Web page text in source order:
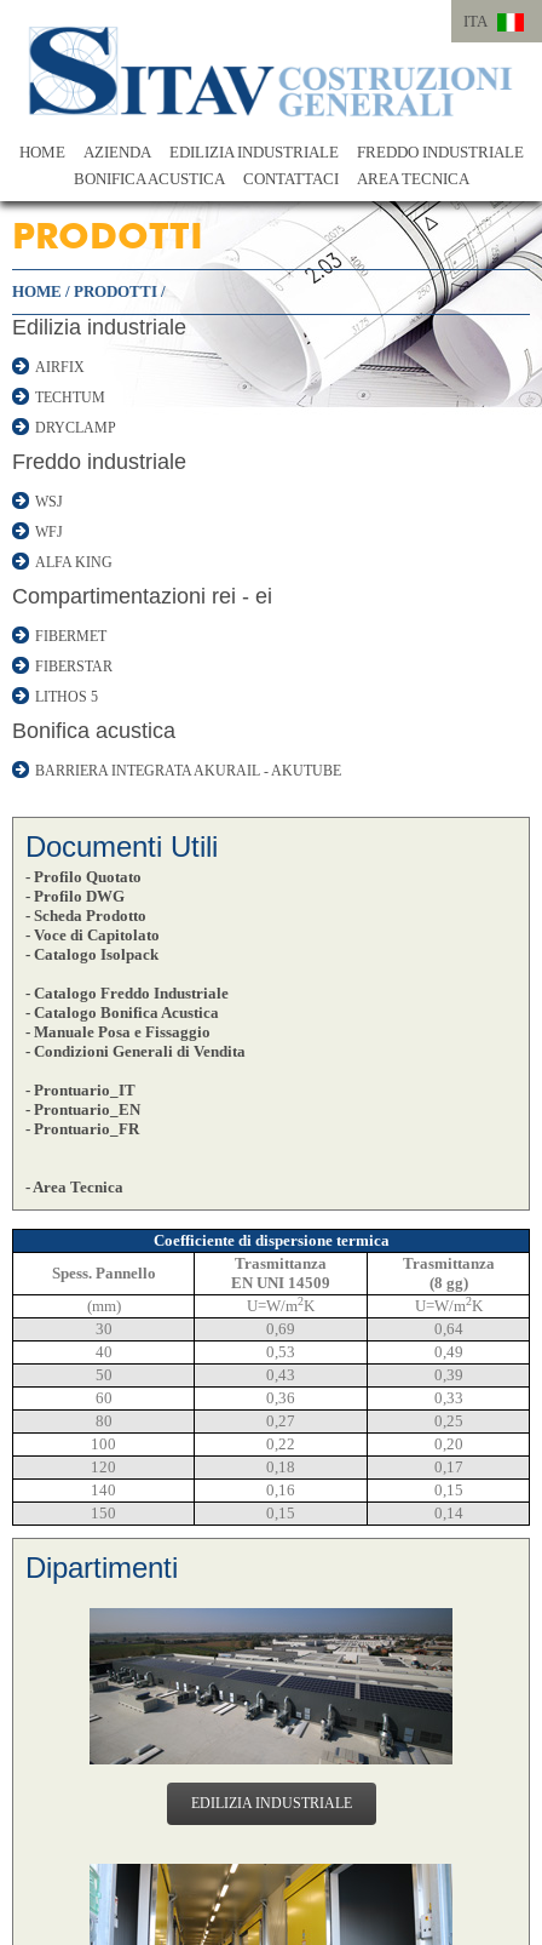
ITA
ITA
HOME AZIENDA EDILIZIA INDUSTRIALE
FREDDO INDUSTRIALE
BONIFICA ACUSTICA
CONTATTACI AREA TECNICA
PRODOTTI
HOME / PRODOTTI /
Edilizia industriale
AIRFIX
TECHTUM
DRYCLAMP
Freddo industriale
WSJ
WFJ
ALFA KING
Compartimentazioni rei - ei
FIBERMET
FIBERSTAR
LITHOS 5
Bonifica acustica
BARRIERA INTEGRATA AKURAIL - AKUTUBE
Documenti Utili
- Profilo Quotato
- Profilo DWG
- Scheda Prodotto
- Voce di Capitolato
- Catalogo Isolpack
- Catalogo Freddo Industriale
- Catalogo Bonifica Acustica
- Manuale Posa e Fissaggio
- Condizioni Generali di Vendita
- Prontuario_IT
- Prontuario_EN
- Prontuario_FR
- Area Tecnica
Coefficiente di dispersione termica
Spess. Pannello
Trasmittanza
EN UNI 14509
Trasmittanza
(8 gg)
(mm)
U=W/m2K U=W/m2K
30
0,69
0,64
40
0,53
0,49
50
0,43
0,39
60
0,36
0,33
80
0,27
0,25
100
0,22
0,20
120
0,18
0,17
140
0,16
0,15
150
0,15 0,14
Dipartimenti
EDILIZIA INDUSTRIALE